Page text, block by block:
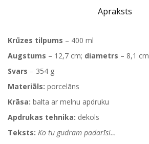
Apraksts
Krūzes tilpums – 400 ml
Augstums – 12,7 cm; diametrs – 8,1 cm
Svars – 354 g
Materiāls: porcelāns
Krāsa: balta ar melnu apdruku
Apdrukas tehnika: dekols
Teksts: Ko tu gudram padarīsi…